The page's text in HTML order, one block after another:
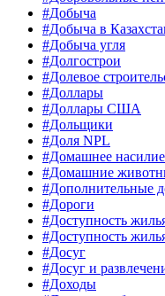
#Добыча
#Добыча в
#Добыча угля
#Долгострои
#Долевое
#Доллары
#Доллары США
#Дольщики
#Доля NPL
#Домашнее насилие
#Домашние
#Дополнительные
#Дороги
#Доступность
#Доступность
#Досуг
#Досуг и
#Доходы